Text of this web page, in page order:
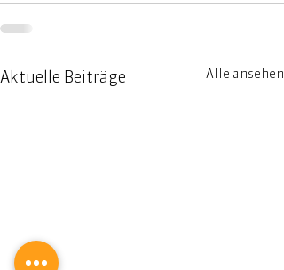
Aktuelle Beiträge Alle ansehen